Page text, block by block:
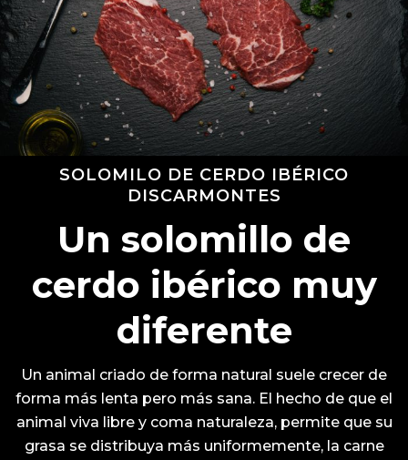
SOLOMILO DE CERDO IBÉRICO
DISCARMONTES
Un solomillo de
cerdo ibérico muy
diferente
Un animal criado de forma natural suele crecer de
forma más lenta pero más sana. El hecho de que el
animal viva libre y coma naturaleza, permite que su
grasa se distribuya más uniformemente, la carne